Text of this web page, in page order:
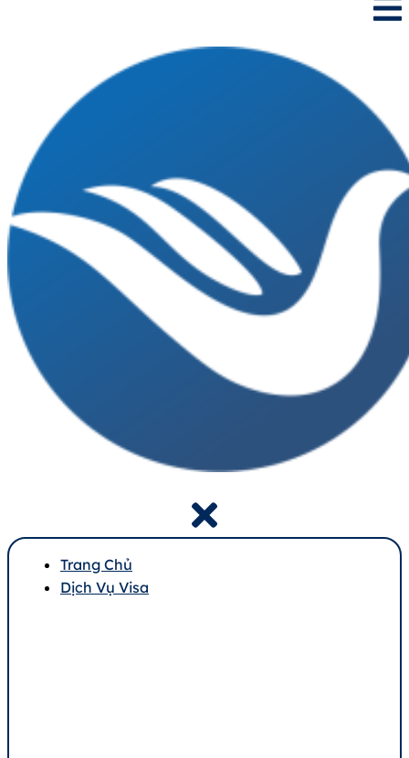
Trang Chủ
Dịch Vụ Visa